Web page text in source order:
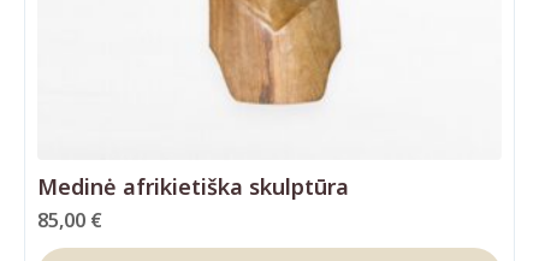
Medinė afrikietiška skulptūra
85,00 €